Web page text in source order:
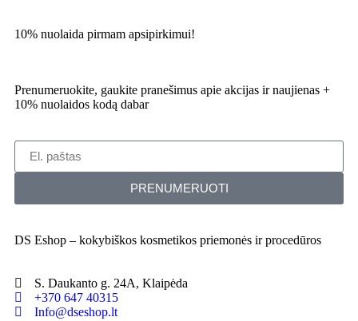
10% nuolaida pirmam apsipirkimui!
Prenumeruokite, gaukite pranešimus apie akcijas ir naujienas +
10% nuolaidos kodą dabar
PRENUMERUOTI
DS Eshop – kokybiškos kosmetikos priemonės ir procedūros
S. Daukanto g. 24A, Klaipėda
+370 647 40315
Info@dseshop.lt